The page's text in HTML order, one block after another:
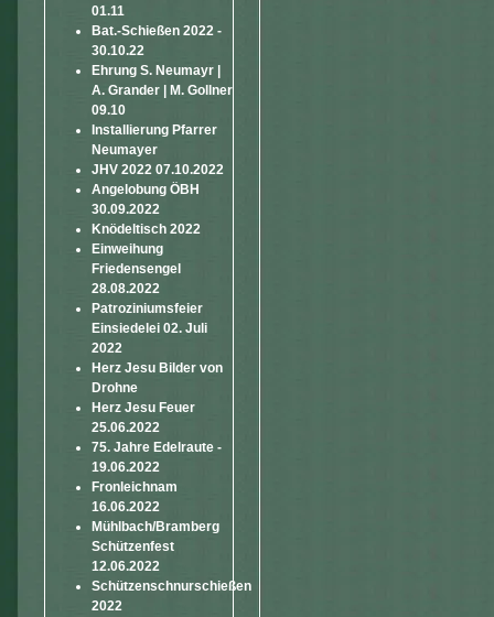
01.11
Bat.-Schießen 2022 -
30.10.22
Ehrung S. Neumayr |
A. Grander | M. Gollner
09.10
Installierung Pfarrer
Neumayer
JHV 2022 07.10.2022
Angelobung ÖBH
30.09.2022
Knödeltisch 2022
Einweihung
Friedensengel
28.08.2022
Patroziniumsfeier
Einsiedelei 02. Juli
2022
Herz Jesu Bilder von
Drohne
Herz Jesu Feuer
25.06.2022
75. Jahre Edelraute -
19.06.2022
Fronleichnam
16.06.2022
Mühlbach/Bramberg
Schützenfest
12.06.2022
Schützenschnurschießen
2022